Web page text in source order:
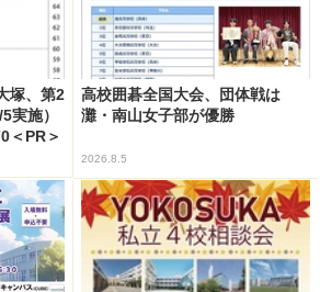
塚、第2
実施）
＜PR＞
高校囲碁全国大会、団体戦は
灘・南山女子部が優勝
2026.8.5